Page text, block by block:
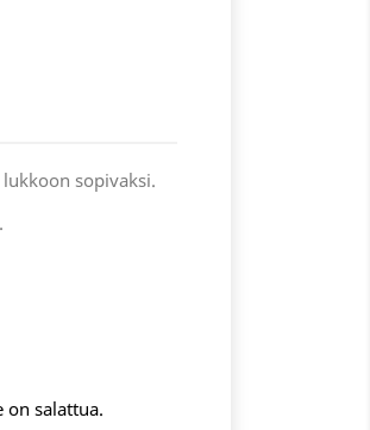
sopivaksi.
salattua.